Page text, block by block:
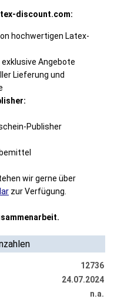
discount.com:
hochwertigen Latex-
Angebote
Lieferung und
Publisher
wir gerne über
zur Verfügung.
12736
24.07.2024
n.a.